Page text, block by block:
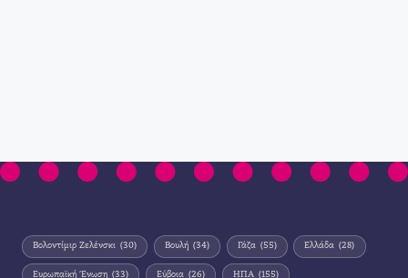
Βολοντίμιρ Ζελένσκι (30) Βουλή (34) Γάζα (55) Ελλάδα (28)
Ευρωπαϊκή Ένωση (33) Εύβοια (26) ΗΠΑ (155)